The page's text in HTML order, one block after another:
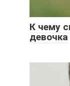
К чему
девочка